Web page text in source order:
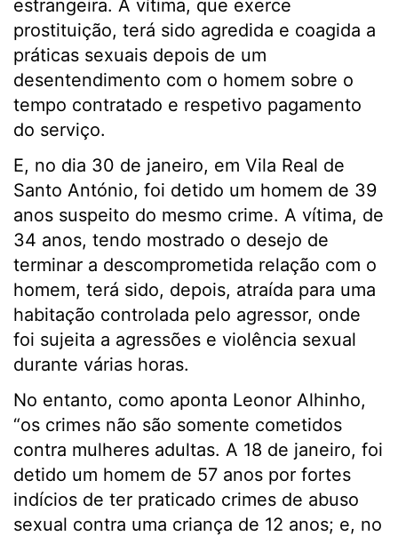
estrangeira. A vítima, que exerce
prostituição, terá sido agredida e coagida a
práticas sexuais depois de um
desentendimento com o homem sobre o
tempo contratado e respetivo pagamento
do serviço.
E, no dia 30 de janeiro, em Vila Real de
Santo António, foi detido um homem de 39
anos suspeito do mesmo crime. A vítima, de
34 anos, tendo mostrado o desejo de
terminar a descomprometida relação com o
homem, terá sido, depois, atraída para uma
habitação controlada pelo agressor, onde
foi sujeita a agressões e violência sexual
durante várias horas.
No entanto, como aponta Leonor Alhinho,
“os crimes não são somente cometidos
contra mulheres adultas. A 18 de janeiro, foi
detido um homem de 57 anos por fortes
indícios de ter praticado crimes de abuso
sexual contra uma criança de 12 anos; e, no